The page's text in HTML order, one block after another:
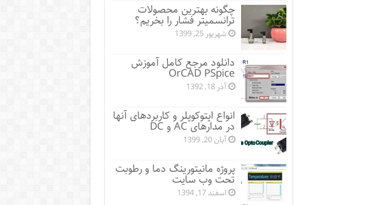
چگونه بهترین محصولات
ترانسمیتر فشار را بخریم؟
شهریور 25, 1399
دانلود مرجع کامل آموزش
OrCAD PSpice
آذر 18, 1392
انواع اپتوکوپلر و کاربردهای آنها
در مدارهای AC و DC
آبان 20, 1399
پروژه مانيتورينگ دما و رطوبت
تحت وب سایت
اسفند 17, 1394